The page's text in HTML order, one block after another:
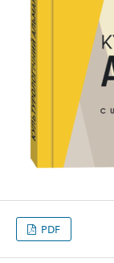
PDF